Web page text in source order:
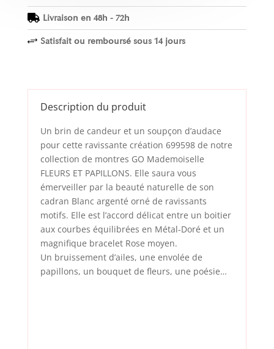
 Livraison en 48h - 72h
+ Satisfait ou remboursé sous 14 jours
Description du produit
Un brin de candeur et un soupçon d’audace
pour cette ravissante création 699598 de notre
collection de montres GO Mademoiselle
FLEURS ET PAPILLONS. Elle saura vous
émerveiller par la beauté naturelle de son
cadran Blanc argenté orné de ravissants
motifs. Elle est l’accord délicat entre un boitier
aux courbes équilibrées en Métal-Doré et un
magnifique bracelet Rose moyen.
Un bruissement d’ailes, une envolée de
papillons, un bouquet de fleurs, une poésie…